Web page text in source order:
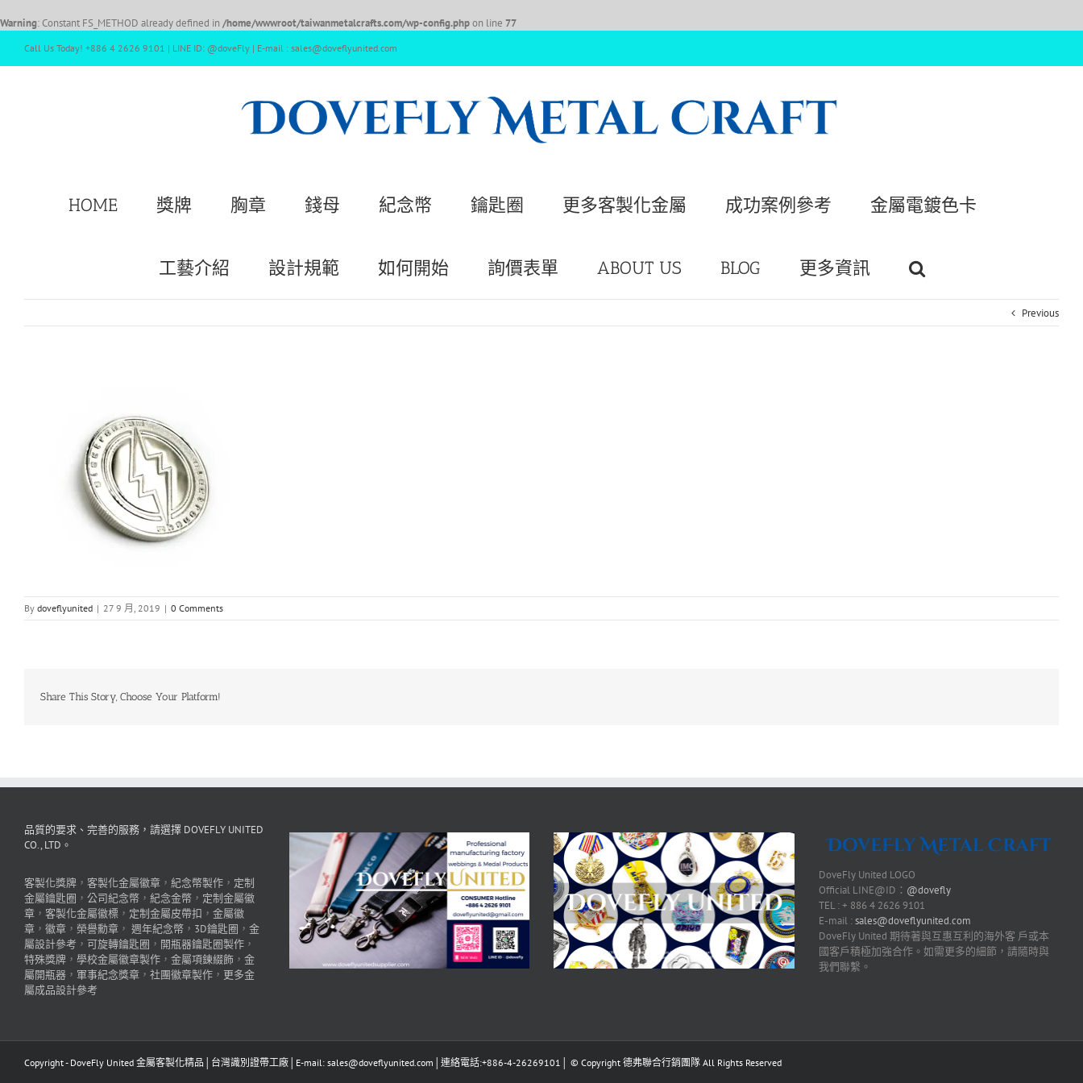
Warning: Constant FS_METHOD already defined in /home/wwwroot/taiwanmetalcrafts.com/wp-config.phpon line 77
Call Us Today! +886 4 2626 9101 | LINE ID: @doveFly | E-mail : sales@doveflyunited.com
HOME 獎牌 胸章 錢母 紀念幣 鑰匙圈 更多客製化金屬 成功案例參考 金屬電鍍色卡
工藝介紹 設計規範 如何開始 詢價表單 ABOUT US BLOG 更多資訊
Previous
By doveflyunited | 27 9 月, 2019 | 0 Comments
Share This Story, Choose Your Platform!
品質的要求、完善的服務，請選擇 DOVEFLY UNITED
CO., LTD。
客製化獎牌 ， 客製化金屬徽章 ， 紀念幣製作 ， 定制
金屬鑰匙圈 ， 公司紀念幣 ， 紀念金幣 ， 定制金屬徽
章 ， 客製化金屬徽標 ， 定制金屬皮帶扣 ， 金屬徽
章 ， 徽章 ， 榮譽勳章 ， 週年紀念幣 ， 3D鑰匙圈 ， 金
屬設計參考 ， 可旋轉鑰匙圈 ， 開瓶器鑰匙圈製作 ，
特殊獎牌 ， 學校金屬徽章製作 ， 金屬項鍊綴飾 ， 金
屬開瓶器 ， 軍事紀念獎章 ， 社團徽章製作 ， 更多金
屬成品設計參考
DoveFly United LOGO
Official LINE@ID： @dovefly
TEL : + 886 4 2626 9101
E-mail :sales@doveflyunited.com
DoveFly United 期待著與互惠互利的海外客 戶或本
國客戶積極加強合作。如需更多的細節，請隨時與
我們聯繫。
Copyright - DoveFly United 金屬客製化精品│台灣識別證帶工廠│E-mail: sales@doveflyunited.com│連絡電話:+886-4-26269101│ © Copyright 德弗聯合行銷團隊 All Rights Reserved